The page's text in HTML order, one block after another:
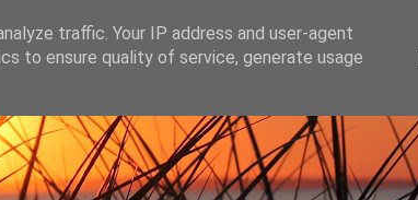
traffic. Your IP address and user-agent
to ensure quality of service, generate usage